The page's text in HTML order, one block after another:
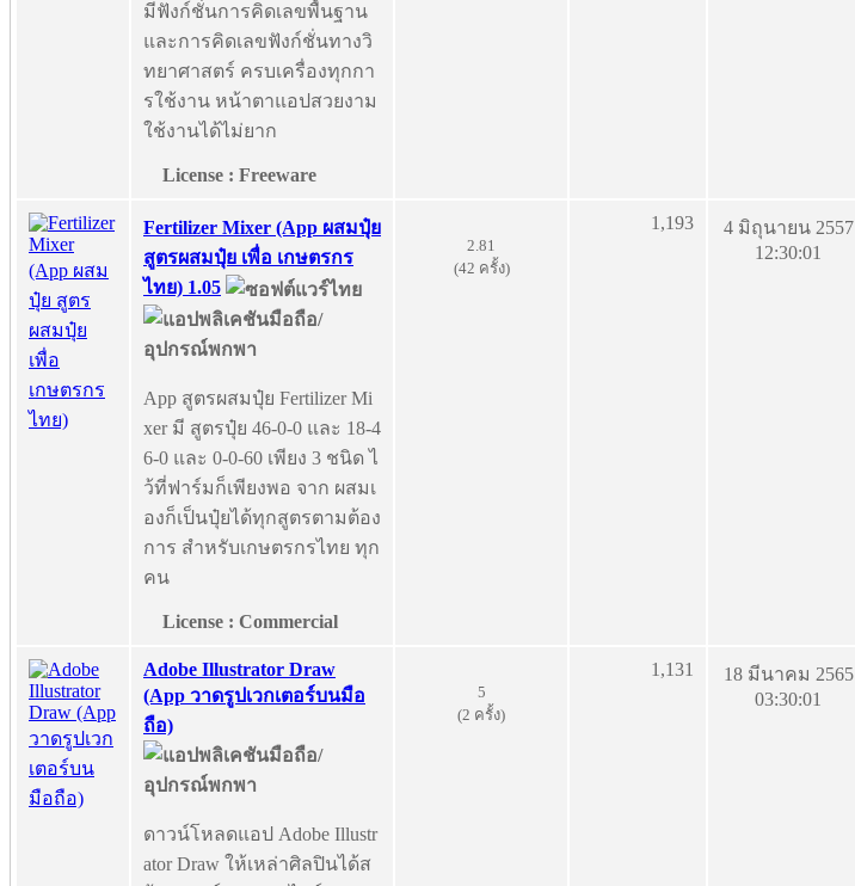
มีฟังก์ชั่นการคิดเลขพื้นฐาน
และการคิดเลขฟังก์ชั่นทางวิ
ทยาศาสตร์ ครบเครื่องทุกกา
รใช้งาน หน้าตาแอปสวยงาม
ใช้งานได้ไม่ยาก
License : Freeware
Fertilizer Mixer (App ผสมปุ๋ย
สูตรผสมปุ๋ย เพื่อ เกษตรกร
ไทย) 1.05
App สูตรผสมปุ๋ย Fertilizer Mi
xer มี สูตรปุ๋ย 46-0-0 และ 18-4
6-0 และ 0-0-60 เพียง 3 ชนิด ไ
ว้ที่ฟาร์มก็เพียงพอ จาก ผสมเ
องก็เป็นปุ๋ยได้ทุกสูตรตามต้อง
การ สำหรับเกษตรกรไทย ทุก
คน
License : Commercial
2.81
(42 ครั้ง)
1,193
4 มิถุนายน 2557
12:30:01
Adobe Illustrator Draw
(App วาดรูปเวกเตอร์บนมือ
ถือ)
ดาวน์โหลดแอป Adobe Illustr
ator Draw ให้เหล่าศิลปินได้ส
5
(2 ครั้ง)
1,131
18 มีนาคม 2565
03:30:01